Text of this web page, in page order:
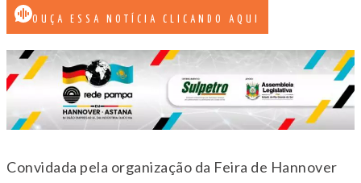
OUÇA ESSA NOTÍCIA CLICANDO AQUI
Convidada pela organização da Feira de Hannover